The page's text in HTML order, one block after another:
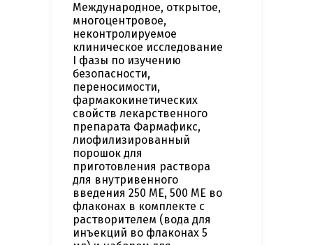
Международное, открытое,
многоцентровое,
неконтролируемое
клиническое исследование
I фазы по изучению
безопасности,
переносимости,
фармакокинетических
свойств лекарственного
препарата Фармафикс,
лиофилизированный
порошок для
приготовления раствора
для внутривенного
введения 250 МЕ, 500 МЕ во
флаконах в комплекте с
растворителем (вода для
инъекций во флаконах 5